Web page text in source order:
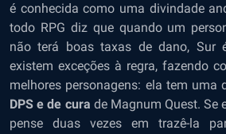
é conhecida como uma divindade
todo RPG diz que quando um
não terá boas taxas de dano, Sur
existem exceções à regra, fazendo
melhores personagens: ela tem uma
DPS e de cura de Magnum Quest. Se
pense duas vezes em trazê-la